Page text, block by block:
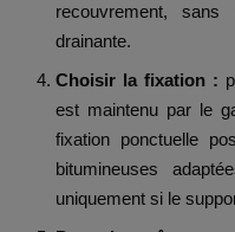
recouvrement, sans
drainante.
Choisir la fixation :
est maintenu par le
fixation ponctuelle
bitumineuses
uniquement si le